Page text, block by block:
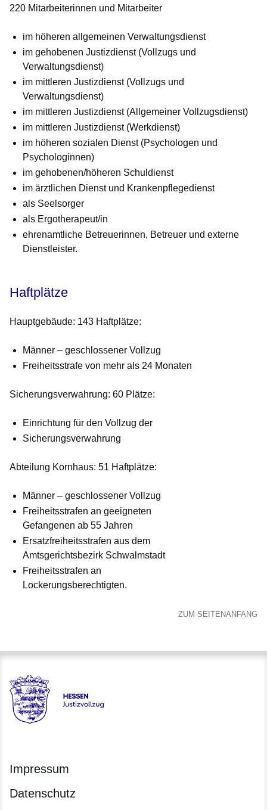
220 Mitarbeiterinnen und Mitarbeiter
im höheren allgemeinen Verwaltungsdienst
im gehobenen Justizdienst (Vollzugs und
Verwaltungsdienst)
im mittleren Justizdienst (Vollzugs und
Verwaltungsdienst)
im mittleren Justizdienst (Allgemeiner Vollzugsdienst)
im mittleren Justizdienst (Werkdienst)
im höheren sozialen Dienst (Psychologen und
Psychologinnen)
im gehobenen/höheren Schuldienst
im ärztlichen Dienst und Krankenpflegedienst
als Seelsorger
als Ergotherapeut/in
ehrenamtliche Betreuerinnen, Betreuer und externe
Dienstleister.
Haftplätze
Hauptgebäude: 143 Haftplätze:
Männer – geschlossener Vollzug
Freiheitsstrafe von mehr als 24 Monaten
Sicherungsverwahrung: 60 Plätze:
Einrichtung für den Vollzug der
Sicherungsverwahrung
Abteilung Kornhaus: 51 Haftplätze:
Männer – geschlossener Vollzug
Freiheitsstrafen an geeigneten
Gefangenen ab 55 Jahren
Ersatzfreiheitsstrafen aus dem
Amtsgerichtsbezirk Schwalmstadt
Freiheitsstrafen an
Lockerungsberechtigten.
ZUM SEITENANFANG
Hessen - Justizvollzug Hessen
Impressum
Datenschutz